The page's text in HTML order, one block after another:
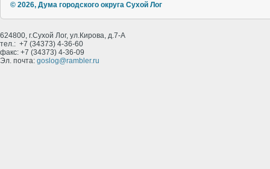
© 2026, Дума городского округа Сухой Лог
624800, г.Сухой Лог, ул.Кирова, д.7-А
тел.: +7 (34373) 4-36-60
факс: +7 (34373) 4-36-09
Эл. почта: goslog@rambler.ru